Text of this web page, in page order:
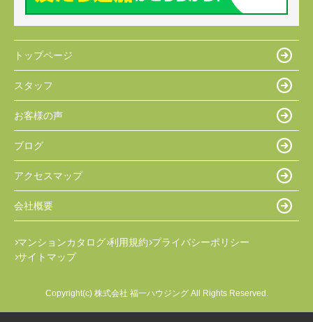
トップページ
スタッフ
お客様の声
ブログ
アクセスマップ
会社概要
マンションカタログ 利用規約 プライバシーポリシー
サイトマップ
Copyright(c) 株式会社 福一ハウジング All Rights Reserved.